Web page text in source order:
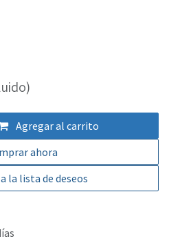
Agregar al carrito
ahora
la lista de deseos